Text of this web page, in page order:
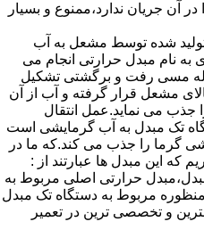
آن جریان ندارد،ممنوع و بسیار
شده توسط مشعل به آب
نام مبدل حرارتی انجام می
مسی رفت و برگشتی تشکیل
مشعل قرار گرفته و آب از آن
جذب می نماید.عمل انتقال
تک مبدل به آب گرمایشی است
گرما را جذب می کند.که ما در
که این مبدل ها عبارتند از :
حرارتی اصلی مربوط به
مربوط به دستگاه تک مبدل
و تخصصی ترین در تعمیر